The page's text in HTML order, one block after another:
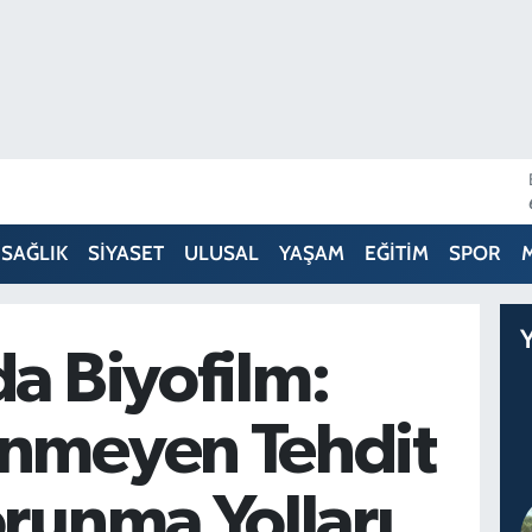
SAĞLIK SİYASET ULUSAL YAŞAM EĞİTİM SPOR
Biyofilm:
Tehdit